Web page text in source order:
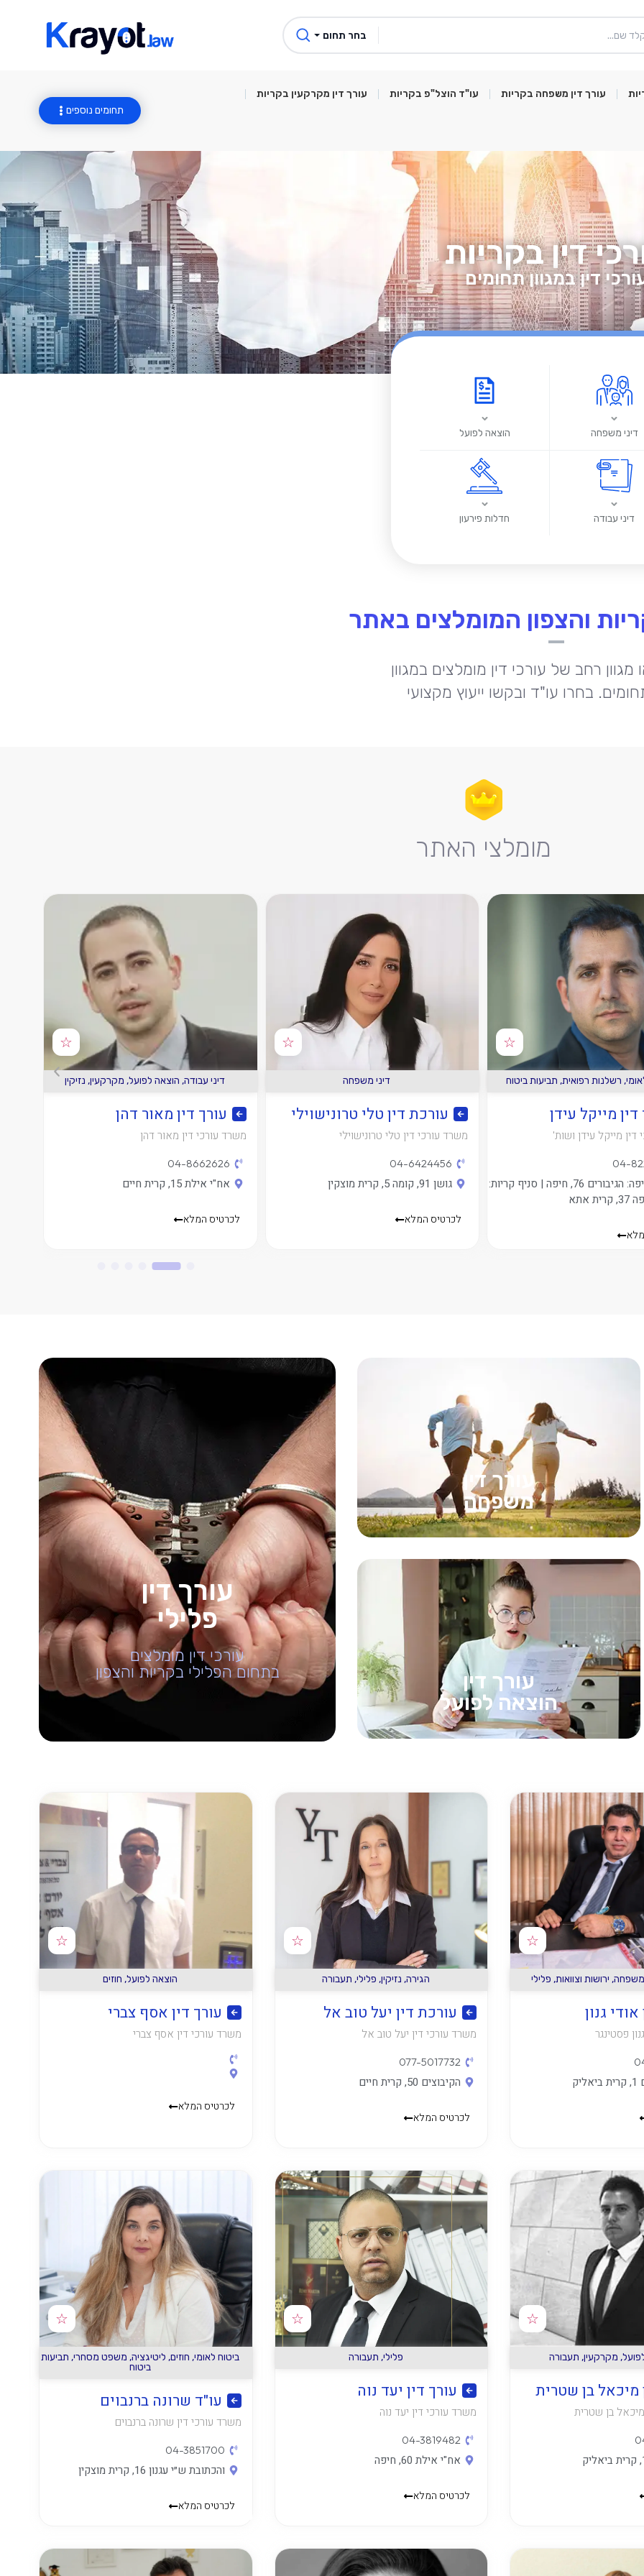
בחר תחום
עורך דין משפחה בקריות עו"ד הוצל"פ בקריות עורך דין מקרקעין בקריות
תחומים נוספים
דין בקריות
דין במגוון תחומים
דיני משפחה הוצאה לפועל
דיני עבודה חדלות פירעון
והצפון המומלצים באתר
רחב של עורכי דין מומלצים במגוון
בחרו עו"ד ובקשו ייעוץ מקצועי
מומלצי האתר
☆
, הוצאה לפועל,מקרקעין,נזיקין
דין מאור דהן
דין מאור דהן
04-
חיים
☆
דיני משפחה,דיני עבודה
עו"ד מאיה גור בנדס
משרד עורכי דין מאיה גור בנדס
דרך חיפה 37, קרית אתא, קומה 2
לכרטיס המלא
☆
פלילי ,תעבורה
עורך דין יעד נוה
משרד עורכי דין יעד נוה
04-3819482
אח"י אילת 60, חיפה
לכרטיס המלא
עורך דין
משפחה
עורך דין
הוצאה לפועל
עורך דין
פלילי
עורכי דין מומלצים
בתחום הפלילי בקריות והצפון
☆
משפחה, ירושות וצוואות, פלילי
גנון
פסטינגר
☆
הגירה, נזיקין, פלילי, תעבורה
עורכת דין יעל טוב אל
משרד עורכי דין יעל טוב אל
077-5017732
הקיבוצים 50, קרית חיים
לכרטיס המלא
☆
הוצאה לפועל, חוזים
עורך דין אסף צברי
משרד עורכי דין אסף צברי
לכרטיס המלא
☆
, מקרקעין, תעבורה
מיכאל בן שטרית
בן שטרית
☆
פלילי, תעבורה
עורך דין יעד נוה
משרד עורכי דין יעד נוה
04-3819482
אח"י אילת 60, חיפה
לכרטיס המלא
☆
ביטוח לאומי, חוזים, ליטיגציה, משפט מסחרי, תביעות
ביטוח
עו"ד שרונה ברנבוים
משרד עורכי דין שרונה ברנבוים
04-3851700
והכתובת ש״י עגנון 16, קרית מוצקין
לכרטיס המלא